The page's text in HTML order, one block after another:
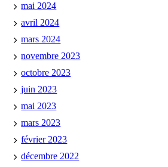
mai 2024
avril 2024
mars 2024
novembre 2023
octobre 2023
juin 2023
mai 2023
mars 2023
février 2023
décembre 2022